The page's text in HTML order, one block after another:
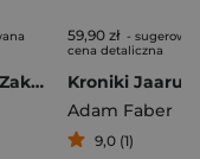
Harry Potter i Zakon Feniksa (ilustrowane brzegi). Harry Potter
59,90 zł -
cena detaliczna
Adam Faber
9,0 (1)